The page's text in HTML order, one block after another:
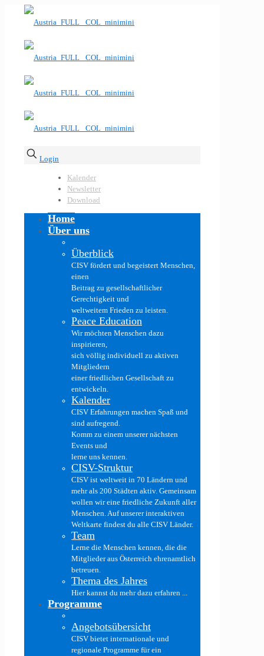
Login
Kalender
Newsletter
Download
Home
Über uns
Überblick
CISV fördert und begeistert Menschen,
einen
Beitrag zu gesellschaftlicher
Gerechtigkeit und
weltweitem Frieden zu leisten.
Peace Education
Wir möchten Menschen dazu
inspirieren,
sich völlig individuell zu aktiven
Mitgliedern
einer friedlichen Gesellschaft zu
entwickeln.
Kalender
CISV Erfahrungen machen Spaß und
sind aufregend.
Komm zu einem unserer nächsten
Events und
lerne uns kennen.
CISV-Struktur
CISV ist weltweit in 70 Ländern und
mehr als 200 Städten aktiv. Gemeinsam
wollen wir eine friedliche Zukunft aller
Menschen. Auf unserer interaktiven
Weltkarte findest du alle CISV Länder.
Team
Lerne die Menschen kennen, die die
Mitglieder aus Österreich ehrenamtlich
betreuen.
Thema des Jahres
Hier kannst du mehr dazu erfahren ...
Programme
Angebotsübersicht
CISV bietet internationale und
regionale Programme für ein